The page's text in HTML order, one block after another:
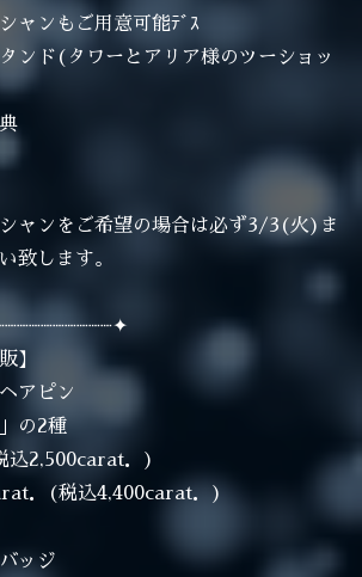
ャンもご用意可能ﾃﾞｽ
ンド(タワーとアリア様のツーショッ
ャンをご希望の場合は必ず3/3(火)ま
致します。
】
アピン
の2種
込2,500carat．)
．(税込4,400carat．)
ッジ